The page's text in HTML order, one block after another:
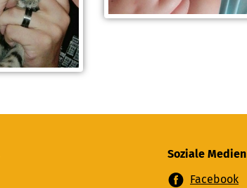
Soziale Medien
Facebook